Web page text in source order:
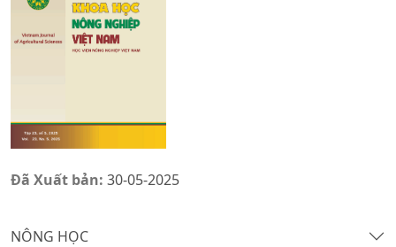
Đã Xuất bản: 30-05-2025
NÔNG HỌC